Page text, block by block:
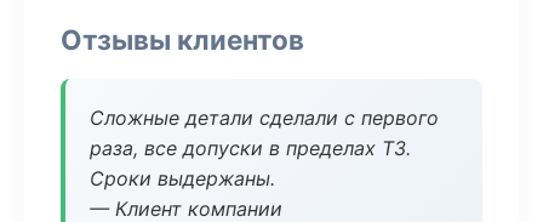
Отзывы клиентов
Сложные детали сделали с первого
раза, все допуски в пределах ТЗ.
Сроки выдержаны.
— Клиент компании